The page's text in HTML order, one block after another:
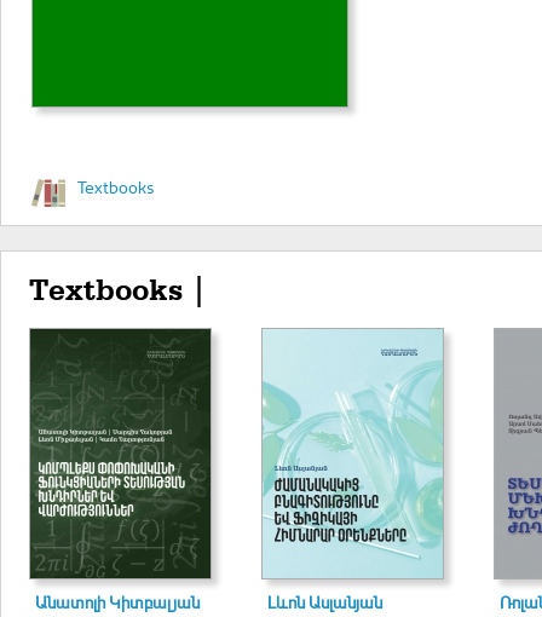
Textbooks
Textbooks |
Անատոլի Կիտբալյան
Լևոն Ասլանյան